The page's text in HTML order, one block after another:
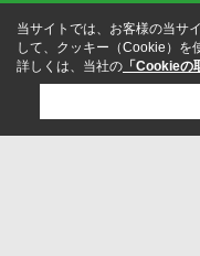
当サイトでは、お客様の当サ
して、クッキー（Cookie）を
詳しくは、当社の 「Cookieの